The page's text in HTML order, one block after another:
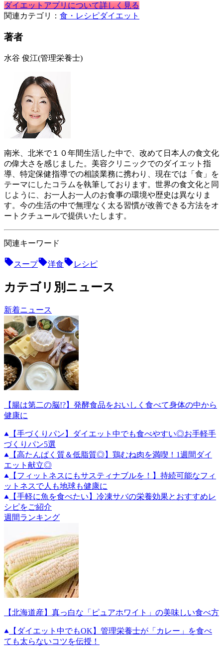
ダイエットアプリについて詳しく見る
関連カテゴリ： 食・レシピダイエット
著者
水谷 俊江(管理栄養士)
南米、北米で１０年間生活した中で、改めて日本人の食文化
の偉大さを感じました。美容クリニックでのダイエット指
導、特定保健指導での相談業務に携わり、現在では「食」を
テーマにしたコラムを執筆しております。世界の食文化と同
じように、お一人お一人のお食事の環境や歴史は異なりま
す。今の生活の中で無理なく太る習慣が改善できる方法をオ
ートクチュールで提供いたします。
関連キーワード
スープ 洋食 レシピ
カテゴリ別ニュース
新着ニュース
【腸は第二の脳!?】発酵食品をおいしく食べて身体の中から
健康に
【手づくりパン】ダイエット中でも食べやすい◎お手軽手
づくりパン5選
【高たんぱく質＆低脂質◎】鶏むね肉を満喫！1週間ダイ
エット献立◎
【フィットネスにもサスティナブルを！】持続可能なフィ
ットネスで人も地球も健康に
【手軽に魚を食べたい】冷凍サバの栄養効果とおすすめレ
シピをご紹介
週間ランキング
【北海道産】真っ白な「ピュアホワイト」の美味しい食べ方
【ダイエット中でもOK】管理栄養士が「カレー」を食べ
ても太らないコツを伝授！